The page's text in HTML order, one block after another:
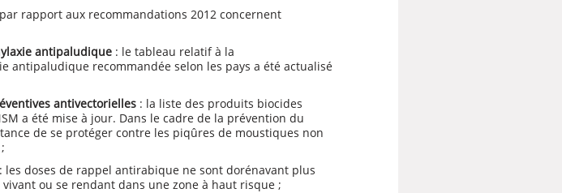
rapport aux recommandations 2012 concernent
antipaludique : le tableau relatif à la
antipaludique recommandée selon les pays a été actualisé
antivectorielles : la liste des produits biocides
a été mise à jour. Dans le cadre de la prévention du
de se protéger contre les piqûres de moustiques non
: les doses de rappel antirabique ne sont dorénavant plus
ou se rendant dans une zone à haut risque ;